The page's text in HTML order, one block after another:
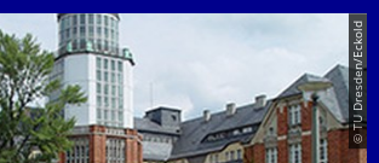
© TU Dresden/Eckold